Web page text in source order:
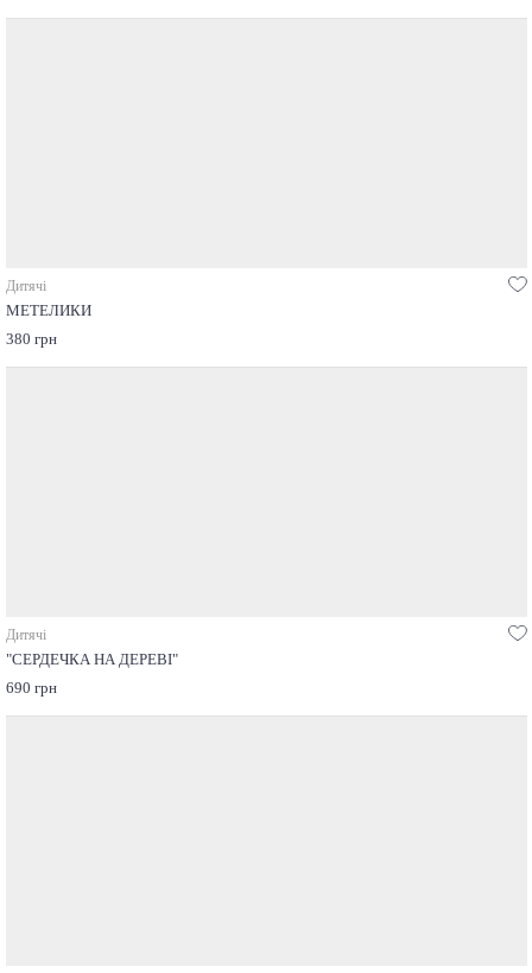
Дитячі
МЕТЕЛИКИ
380 грн
Дитячі
"СЕРДЕЧКА НА ДЕРЕВІ"
690 грн